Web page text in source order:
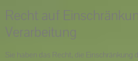
Recht auf
Verarbeitung
Sie haben das Recht, die Einschränkung